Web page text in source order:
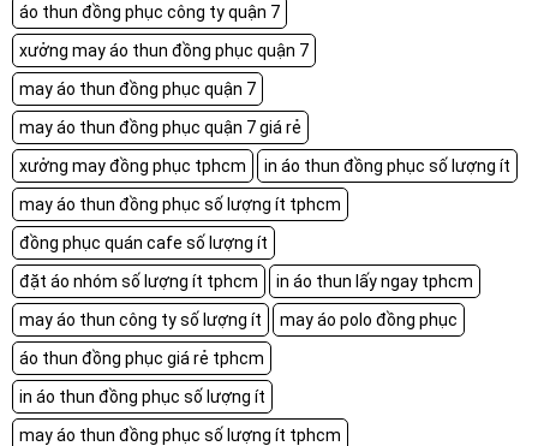
áo thun đồng phục công ty quận 7
xưởng may áo thun đồng phục quận 7
may áo thun đồng phục quận 7
may áo thun đồng phục quận 7 giá rẻ
xưởng may đồng phục tphcm
in áo thun đồng phục số lượng ít
may áo thun đồng phục số lượng ít tphcm
đồng phục quán cafe số lượng ít
đặt áo nhóm số lượng ít tphcm
in áo thun lấy ngay tphcm
may áo thun công ty số lượng ít
may áo polo đồng phục
áo thun đồng phục giá rẻ tphcm
in áo thun đồng phục số lượng ít
may áo thun đồng phục số lượng ít tphcm